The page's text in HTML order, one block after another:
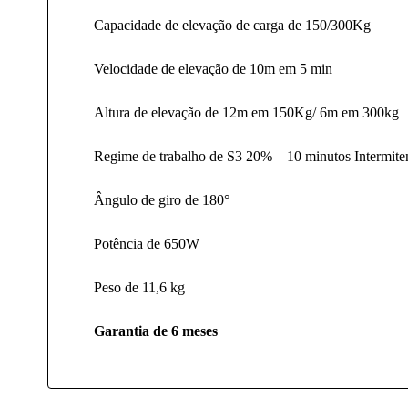
Capacidade de elevação de carga de 150/300Kg
Velocidade de elevação de 10m em 5 min
Altura de elevação de 12m em 150Kg/ 6m em 300kg
Regime de trabalho de S3 20% – 10 minutos
Ângulo de giro de 180°
Potência de 650W
Peso de 11,6 kg
Garantia de 6 meses